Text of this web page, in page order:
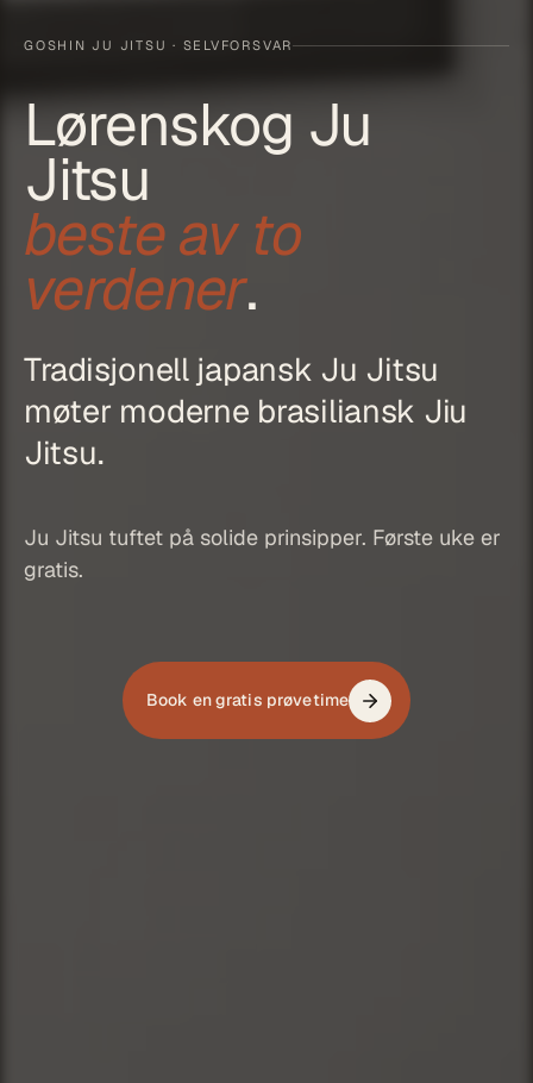
GOSHIN JU JITSU · SELVFORSVAR
Lørenskog Ju
Jitsu
beste av to
verdener.
Tradisjonell japansk Ju Jitsu
møter moderne brasiliansk Jiu
Jitsu.
Ju Jitsu tuftet på solide prinsipper. Første uke er
gratis.
Book en gratis prøvetime